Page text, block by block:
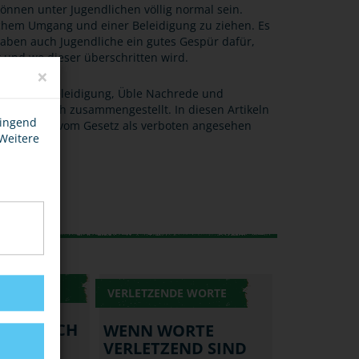
unter Jugendlichen völlig normal sein.
Umgang und einer Beleidigung zu ziehen. Es
auch Jugendliche ein gutes Gespür dafür,
und wo dieser überschritten wird.
Beleidigung, Üble Nachrede und
für dich zusammengestellt. In diesen Artikeln
vom Gesetz als verboten angesehen
-
SICH
VERLETZENDE WORTE
WENN WORTE
VERLETZEND SIND
×